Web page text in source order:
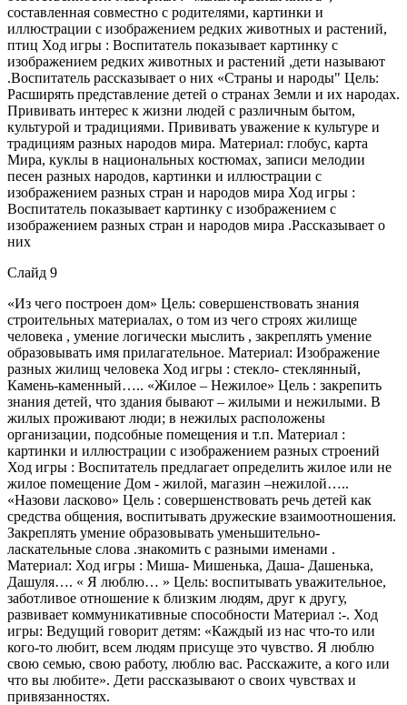
составленная совместно с родителями, картинки и
иллюстрации с изображением редких животных и растений,
птиц Ход игры : Воспитатель показывает картинку с
изображением редких животных и растений ,дети называют
.Воспитатель рассказывает о них «Страны и народы" Цель:
Расширять представление детей о странах Земли и их народах.
Прививать интерес к жизни людей с различным бытом,
культурой и традициями. Прививать уважение к культуре и
традициям разных народов мира. Материал: глобус, карта
Мира, куклы в национальных костюмах, записи мелодии
песен разных народов, картинки и иллюстрации с
изображением разных стран и народов мира Ход игры :
Воспитатель показывает картинку с изображением с
изображением разных стран и народов мира .Рассказывает о
них
Слайд 9
«Из чего построен дом» Цель: совершенствовать знания
строительных материалах, о том из чего строях жилище
человека , умение логически мыслить , закреплять умение
образовывать имя прилагательное. Материал: Изображение
разных жилищ человека Ход игры : стекло- стеклянный,
Камень-каменный….. «Жилое – Нежилое» Цель : закрепить
знания детей, что здания бывают – жилыми и нежилыми. В
жилых проживают люди; в нежилых расположены
организации, подсобные помещения и т.п. Материал :
картинки и иллюстрации с изображением разных строений
Ход игры : Воспитатель предлагает определить жилое или не
жилое помещение Дом - жилой, магазин –нежилой…..
«Назови ласково» Цель : совершенствовать речь детей как
средства общения, воспитывать дружеские взаимоотношения.
Закреплять умение образовывать уменьшительно-
ласкательные слова .знакомить с разными именами .
Материал: Ход игры : Миша- Мишенька, Даша- Дашенька,
Дашуля…. « Я люблю… » Цель: воспитывать уважительное,
заботливое отношение к близким людям, друг к другу,
развивает коммуникативные способности Материал :-. Ход
игры: Ведущий говорит детям: «Каждый из нас что-то или
кого-то любит, всем людям присуще это чувство. Я люблю
свою семью, свою работу, люблю вас. Расскажите, а кого или
что вы любите». Дети рассказывают о своих чувствах и
привязанностях.